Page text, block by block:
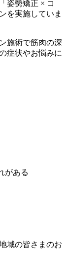
姿勢矯正 × コ
を実施していま
施術で筋肉の深
症状やお悩みに
がある
域の皆さまのお